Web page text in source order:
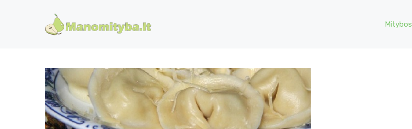
Mitybos